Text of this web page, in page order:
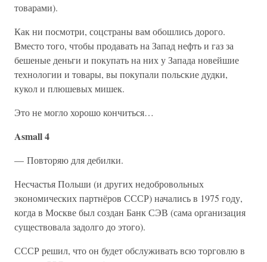
товарами).
Как ни посмотри, соцстраны вам обошлись дорого.
Вместо того, чтобы продавать на Запад нефть и газ за
бешеные деньги и покупать на них у Запада новейшие
технологии и товары, вы покупали польские дудки,
кукол и плюшевых мишек.
Это не могло хорошо кончиться…
Asmall 4
— Повторяю для дебилки.
Несчастья Польши (и других недобровольных
экономических партнёров СССР) начались в 1975 году,
когда в Москве был создан Банк СЭВ (сама организация
существовала задолго до этого).
СССР решил, что он будет обслуживать всю торговлю в